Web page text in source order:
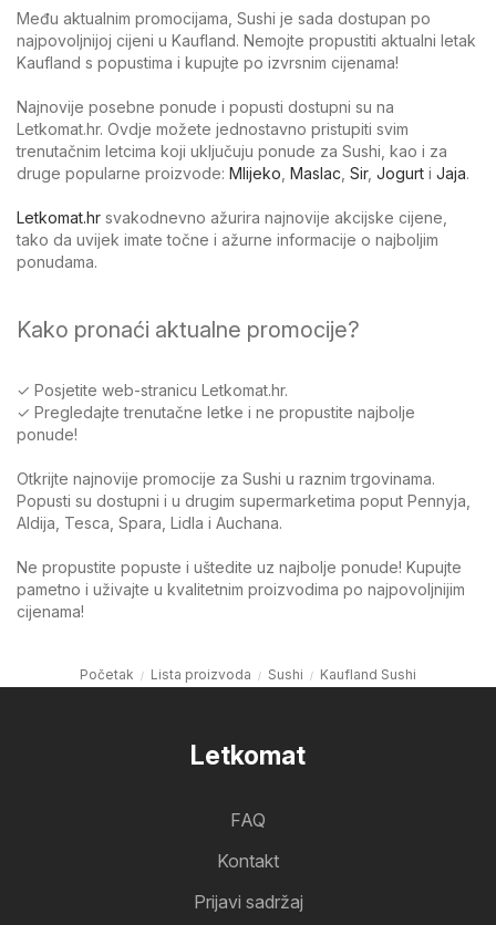
Među aktualnim promocijama, Sushi je sada dostupan po
najpovoljnijoj cijeni u Kaufland. Nemojte propustiti aktualni letak
Kaufland s popustima i kupujte po izvrsnim cijenama!
Najnovije posebne ponude i popusti dostupni su na
Letkomat.hr. Ovdje možete jednostavno pristupiti svim
trenutačnim letcima koji uključuju ponude za Sushi, kao i za
druge popularne proizvode: Mlijeko Maslac Sir, Jogurt i Jaja.
Letkomat.hr svakodnevno ažurira najnovije akcijske cijene,
tako da uvijek imate točne i ažurne informacije o najboljim
ponudama.
Kako pronaći aktualne promocije?
✓ Posjetite web-stranicu Letkomat.hr.
✓ Pregledajte trenutačne letke i ne propustite najbolje
ponude!
Otkrijte najnovije promocije za Sushi u raznim trgovinama.
Popusti su dostupni i u drugim supermarketima poput Pennyja,
Aldija, Tesca, Spara, Lidla i Auchana.
Ne propustite popuste i uštedite uz najbolje ponude! Kupujte
pametno i uživajte u kvalitetnim proizvodima po najpovoljnijim
cijenama!
Početak Lista proizvoda Sushi Kaufland Sushi
Letkomat
FAQ
Kontakt
Prijavi sadržaj